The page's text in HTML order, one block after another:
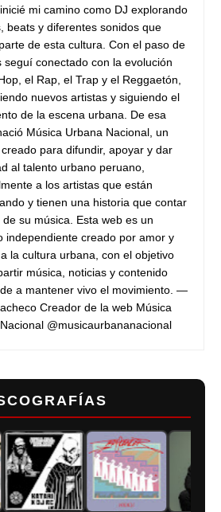
mi camino como DJ explorando
beats y diferentes sonidos que
de esta cultura. Con el paso de
seguí conectado con la evolución
el Rap, el Trap y el Reggaetón,
nuevos artistas y siguiendo el
de la escena urbana. De esa
Música Urbana Nacional, un
para difundir, apoyar y dar
al talento urbano peruano,
a los artistas que están
y tienen una historia que contar
su música. Esta web es un
independiente creado por amor y
la cultura urbana, con el objetivo
música, noticias y contenido
a mantener vivo el movimiento. —
Creador de la web Música
@musicaurbananacional